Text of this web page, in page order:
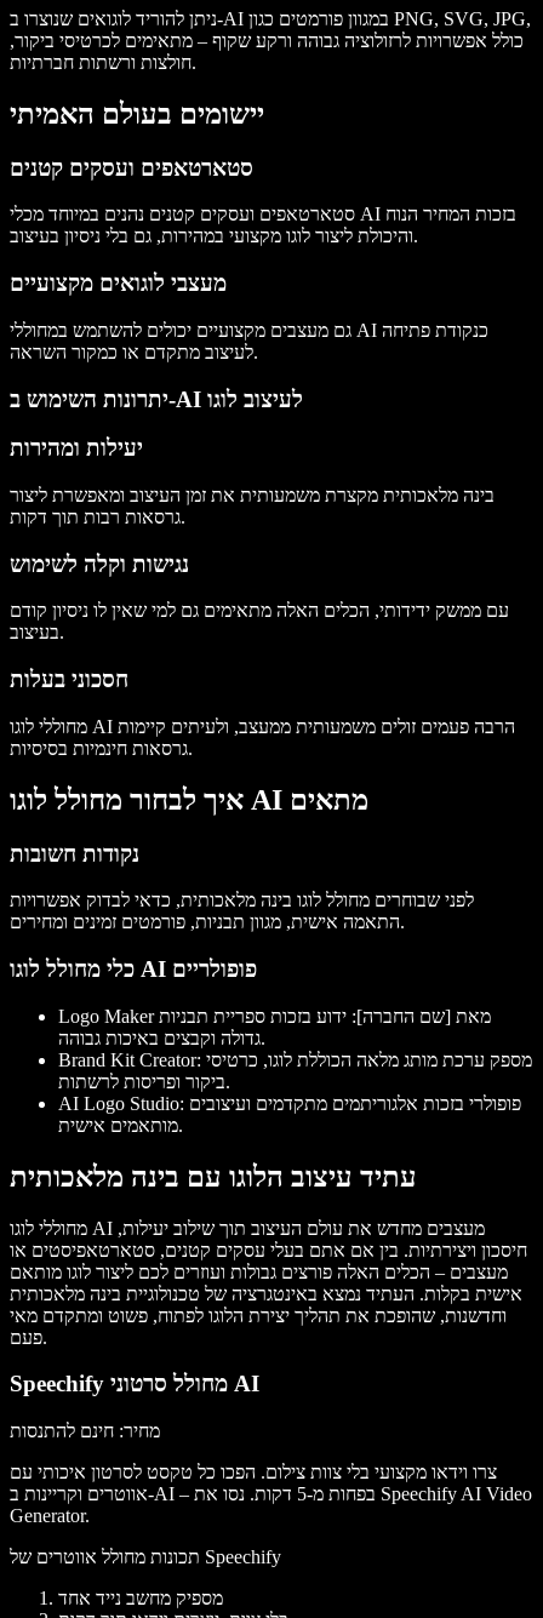
ניתן להוריד לוגואים שנוצרו ב-AI במגוון פורמטים כגון PNG, SVG, JPG,
כולל אפשרויות לרזולוציה גבוהה ורקע שקוף – מתאימים לכרטיסי ביקור,
חולצות ורשתות חברתיות.
יישומים בעולם האמיתי
סטארטאפים ועסקים קטנים
סטארטאפים ועסקים קטנים נהנים במיוחד מכלי AI בזכות המחיר הנוח
והיכולת ליצור לוגו מקצועי במהירות, גם בלי ניסיון בעיצוב.
מעצבי לוגואים מקצועיים
גם מעצבים מקצועיים יכולים להשתמש במחוללי AI כנקודת פתיחה
לעיצוב מתקדם או כמקור השראה.
יתרונות השימוש ב-AI לעיצוב לוגו
יעילות ומהירות
בינה מלאכותית מקצרת משמעותית את זמן העיצוב ומאפשרת ליצור
גרסאות רבות תוך דקות.
נגישות וקלה לשימוש
עם ממשק ידידותי, הכלים האלה מתאימים גם למי שאין לו ניסיון קודם
בעיצוב.
חסכוני בעלות
מחוללי לוגו AI הרבה פעמים זולים משמעותית ממעצב, ולעיתים קיימות
גרסאות חינמיות בסיסיות.
איך לבחור מחולל לוגו AI מתאים
נקודות חשובות
לפני שבוחרים מחולל לוגו בינה מלאכותית, כדאי לבדוק אפשרויות
התאמה אישית, מגוון תבניות, פורמטים זמינים ומחירים.
כלי מחולל לוגו AI פופולריים
Logo Maker מאת [שם החברה]: ידוע בזכות ספריית תבניות
גדולה וקבצים באיכות גבוהה.
Brand Kit Creator: מספק ערכת מותג מלאה הכוללת לוגו, כרטיסי
ביקור ופריסות לרשתות.
AI Logo Studio: פופולרי בזכות אלגוריתמים מתקדמים ועיצובים
מותאמים אישית.
עתיד עיצוב הלוגו עם בינה מלאכותית
מחוללי לוגו AI מעצבים מחדש את עולם העיצוב תוך שילוב יעילות,
חיסכון ויצירתיות. בין אם אתם בעלי עסקים קטנים, סטארטאפיסטים או
מעצבים – הכלים האלה פורצים גבולות ועוזרים לכם ליצור לוגו מותאם
אישית בקלות. העתיד נמצא באינטגרציה של טכנולוגיית בינה מלאכותית
וחדשנות, שהופכת את תהליך יצירת הלוגו לפתוח, פשוט ומתקדם מאי
פעם.
Speechify מחולל סרטוני AI
מחיר: חינם להתנסות
צרו וידאו מקצועי בלי צוות צילום. הפכו כל טקסט לסרטון איכותי עם
אווטרים וקריינות ב-AI – בפחות מ-5 דקות. נסו את Speechify AI Video
Generator.
תכונות מחולל אווטרים של Speechify
מספיק מחשב נייד אחד